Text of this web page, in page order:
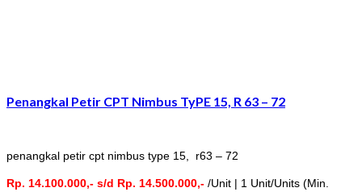
Penangkal Petir CPT Nimbus TyPE 15, R 63 – 72
penangkal petir cpt nimbus type 15, r63 – 72
Rp. 14.100.000,- s/d Rp. 14.500.000,- /Unit | 1 Unit/Units (Min.